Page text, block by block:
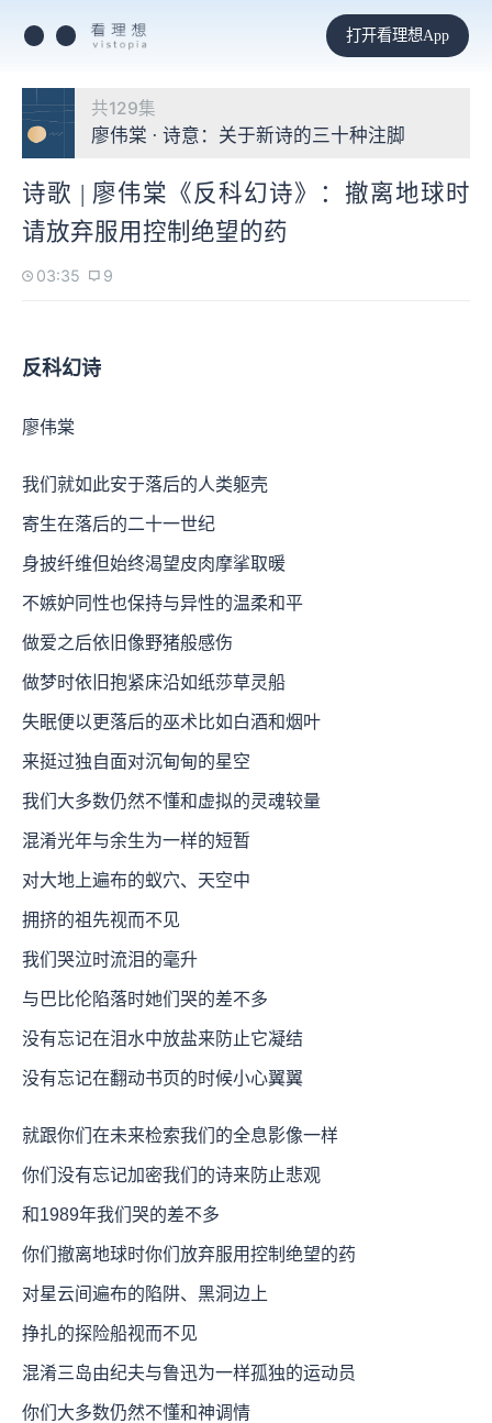
打开看理想App
共129集
廖伟棠 · 诗意：关于新诗的三十种注脚
诗歌 | 廖伟棠《反科幻诗》：撤离地球时
请放弃服用控制绝望的药
03:35 9
反科幻诗
廖伟棠
我们就如此安于落后的人类躯壳
寄生在落后的二十一世纪
身披纤维但始终渴望皮肉摩挲取暖
不嫉妒同性也保持与异性的温柔和平
做爱之后依旧像野猪般感伤
做梦时依旧抱紧床沿如纸莎草灵船
失眠便以更落后的巫术比如白酒和烟叶
来挺过独自面对沉甸甸的星空
我们大多数仍然不懂和虚拟的灵魂较量
混淆光年与余生为一样的短暂
对大地上遍布的蚁穴、天空中
拥挤的祖先视而不见
我们哭泣时流泪的毫升
与巴比伦陷落时她们哭的差不多
没有忘记在泪水中放盐来防止它凝结
没有忘记在翻动书页的时候小心翼翼
就跟你们在未来检索我们的全息影像一样
你们没有忘记加密我们的诗来防止悲观
和1989年我们哭的差不多
你们撤离地球时你们放弃服用控制绝望的药
对星云间遍布的陷阱、黑洞边上
挣扎的探险船视而不见
混淆三岛由纪夫与鲁迅为一样孤独的运动员
你们大多数仍然不懂和神调情